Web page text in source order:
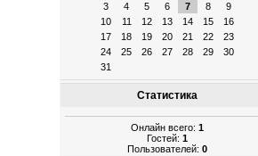
3
4 5 6 7 8
9
10
11 12 13 14 15
16
17
18 19 20 21 22
23
24
25 26 27 28 29
30
31
Статистика
Онлайн всего:1
Гостей:1
Пользователей:0